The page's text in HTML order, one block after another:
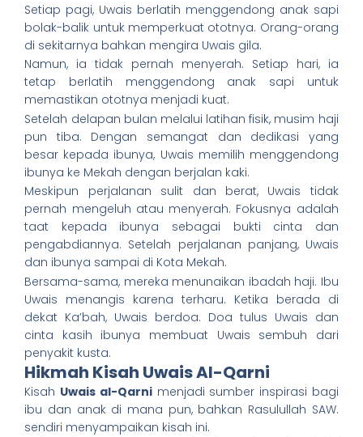
Setiap pagi, Uwais berlatih menggendong anak sapi
bolak-balik untuk memperkuat ototnya. Orang-orang
di sekitarnya bahkan mengira Uwais gila.
Namun, ia tidak pernah menyerah. Setiap hari, ia
tetap berlatih menggendong anak sapi untuk
memastikan ototnya menjadi kuat.
Setelah delapan bulan melalui latihan fisik, musim haji
pun tiba. Dengan semangat dan dedikasi yang
besar kepada ibunya, Uwais memilih menggendong
ibunya ke Mekah dengan berjalan kaki.
Meskipun perjalanan sulit dan berat, Uwais tidak
pernah mengeluh atau menyerah. Fokusnya adalah
taat kepada ibunya sebagai bukti cinta dan
pengabdiannya. Setelah perjalanan panjang, Uwais
dan ibunya sampai di Kota Mekah.
Bersama-sama, mereka menunaikan ibadah haji. Ibu
Uwais menangis karena terharu. Ketika berada di
dekat Ka’bah, Uwais berdoa. Doa tulus Uwais dan
cinta kasih ibunya membuat Uwais sembuh dari
penyakit kusta.
Hikmah Kisah Uwais Al-Qarni
Kisah Uwais al-Qarnimenjadi sumber inspirasi bagi
ibu dan anak di mana pun, bahkan Rasulullah SAW.
sendiri menyampaikan kisah ini.